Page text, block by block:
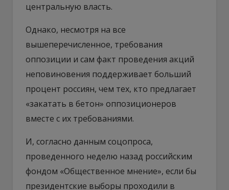
центральную власть.
Однако, несмотря на все
вышеперечисленное, требования
оппозиции и сам факт проведения акций
неповиновения поддерживает больший
процент россиян, чем тех, кто предлагает
«закатать в бетон» оппозиционеров
вместе с их требованиями.
И, согласно данным соцопроса,
проведенного неделю назад российским
фондом «Общественное мнение», если бы
президентские выборы проходили в